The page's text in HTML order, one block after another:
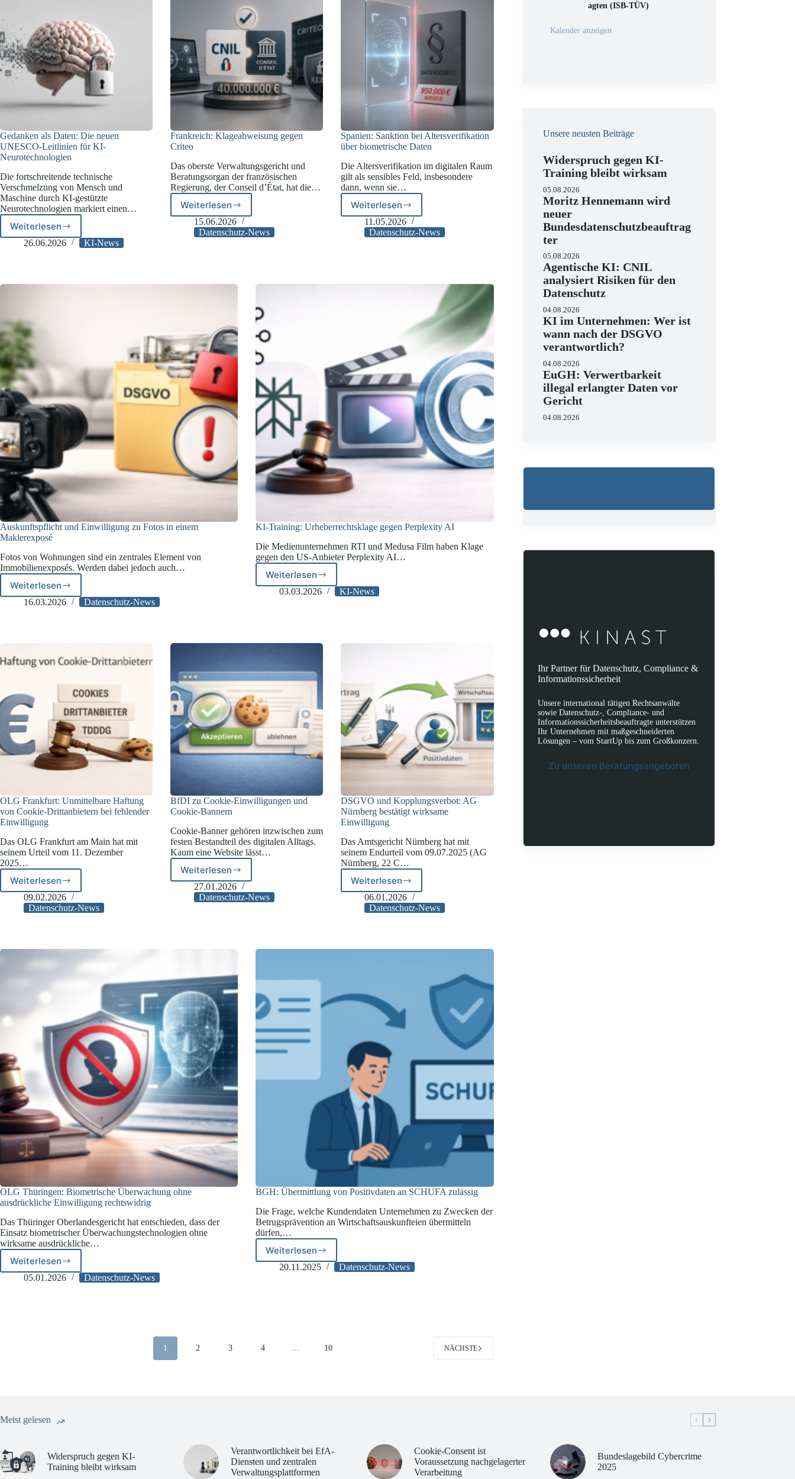
Standortdaten?
Bonitätsscoring
Gedanken als Daten: Die neuen
UNESCO-Leitlinien für KI-
Neurotechnologien
Die fortschreitende technische
Verschmelzung von Mensch und
Maschine durch KI-gestützte
Neurotechnologien markiert einen…
Weiterlesen
Gedanken
als
UNESCO-
26.06.2026 KI-News
Frankreich: Klageabweisung gegen
Criteo
Das oberste Verwaltungsgericht und
Beratungsorgan der französischen
Regierung, der Conseil d’État, hat die…
WeiterlesenFrankreich:
Klageabweisung
gegen
15.06.2026
Datenschutz-News
Spanien: Sanktion bei Altersverifikation
über biometrische Daten
Die Altersverifikation im digitalen Raum
gilt als sensibles Feld, insbesondere
dann, wenn sie…
Weiterlesen
Spanien:
Sanktion
bei
11.05.2026
Datenschutz-News
Auskunftspflicht und Einwilligung zu Fotos in einem
Maklerexposé
Fotos von Wohnungen sind ein zentrales Element von
Immobilienexposés. Werden dabei jedoch auch…
WeiterlesenAuskunftspflicht
und
einem
Maklerexposé
16.03.2026 Datenschutz-News
KI-Training: Urheberrechtsklage gegen Perplexity AI
Die Medienunternehmen RTI und Medusa Film haben Klage
gegen den US-Anbieter Perplexity AI…
Weiterlesen
KI-
Training:
03.03.2026 KI-News
OLG Frankfurt: Unmittelbare Haftung
von Cookie-Drittanbietern bei fehlender
Einwilligung
Das OLG Frankfurt am Main hat mit
seinem Urteil vom 11. Dezember
2025…
Weiterlesen
OLG
Frankfurt:
Unmittelbare
Drittanbietern
09.02.2026
Datenschutz-News
BfDI zu Cookie-Einwilligungen und
Cookie-Bannern
Cookie-Banner gehören inzwischen zum
festen Bestandteil des digitalen Alltags.
Kaum eine Website lässt…
Weiterlesen
BfDI
zu
Cookie-
27.01.2026
Datenschutz-News
DSGVO und Kopplungsverbot: AG
Nürnberg bestätigt wirksame
Einwilligung
Das Amtsgericht Nürnberg hat mit
seinem Endurteil vom 09.07.2025 (AG
Nürnberg, 22 C…
Weiterlesen
DSGVO
und
Kopplungsverbot:
wirksame
06.01.2026
Datenschutz-News
OLG Thüringen: Biometrische Überwachung ohne
ausdrückliche Einwilligung rechtswidrig
Das Thüringer Oberlandesgericht hat entschieden, dass der
Einsatz biometrischer Überwachungstechnologien ohne
wirksame ausdrückliche…
Weiterlesen
OLG
Thüringen:
05.01.2026 Datenschutz-News
BGH: Übermittlung von Positivdaten an SCHUFA zulässig
Die Frage, welche Kundendaten Unternehmen zu Zwecken der
Betrugsprävention an Wirtschaftsauskunfteien übermitteln
dürfen,…
Weiterlesen
BGH:
Übermittlung
20.11.2025 Datenschutz-News
1 2 3 4 … 10 NÄCHSTE
t
n
agten (ISB-TÜV)
Kalender anzeigen
Unsere neusten Beiträge
Widerspruch gegen KI-
Training bleibt wirksam
05.08.2026
Moritz Hennemann wird
neuer
Bundesdatenschutzbeauftrag
ter
05.08.2026
Agentische KI: CNIL
analysiert Risiken für den
Datenschutz
04.08.2026
KI im Unternehmen: Wer ist
wann nach der DSGVO
verantwortlich?
04.08.2026
EuGH: Verwertbarkeit
illegal erlangter Daten vor
Gericht
04.08.2026
Ihr Partner für Datenschutz, Compliance &
Informationssicherheit
Unsere international tätigen Rechtsanwälte
sowie Datenschutz-, Compliance- und
Informationssicherheitsbeauftragte unterstützen
Ihr Unternehmen mit maßgeschneiderten
Lösungen – vom StartUp bis zum Großkonzern.
Zu unseren Beratungsangeboten
Meist gelesen
Widerspruch gegen KI-
Training bleibt wirksam
Verantwortlichkeit bei EfA-
Diensten und zentralen
Verwaltungsplattformen
Cookie-Consent ist
Voraussetzung nachgelagerter
Verarbeitung
Bundeslagebild Cybercrime
2025